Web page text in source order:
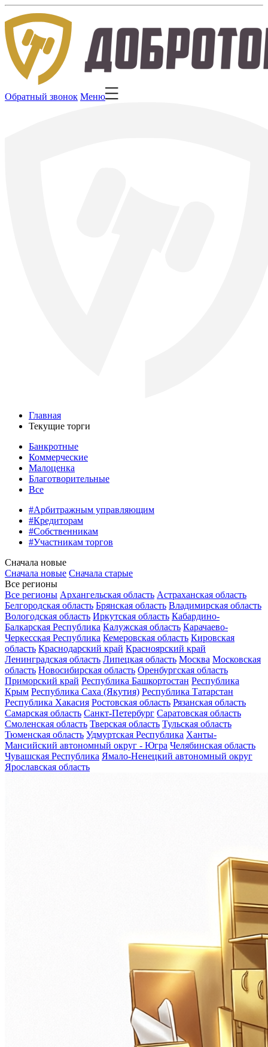
Обратный звонок Меню
Главная
Текущие торги
Банкротные
Коммерческие
Малоценка
Благотворительные
Все
#Арбитражным управляющим
#Кредиторам
#Собственникам
#Участникам торгов
Сначала новые
Сначала новые Сначала старые
Все регионы
Все регионы Архангельская область Астраханская область
Белгородская область Брянская область Владимирская область
Вологодская область Иркутская область Кабардино-
Балкарская Республика Калужская область Карачаево-
Черкесская Республика Кемеровская область Кировская
область Краснодарский край Красноярский край
Ленинградская область Липецкая область Москва Московская
область Новосибирская область Оренбургская область
Приморский край Республика Башкортостан Республика
Крым Республика Саха (Якутия) Республика Татарстан
Республика Хакасия Ростовская область Рязанская область
Самарская область Санкт-Петербург Саратовская область
Смоленская область Тверская область Тульская область
Тюменская область Удмуртская Республика Ханты-
Мансийский автономный округ - Югра Челябинская область
Чувашская Республика Ямало-Ненецкий автономный округ
Ярославская область